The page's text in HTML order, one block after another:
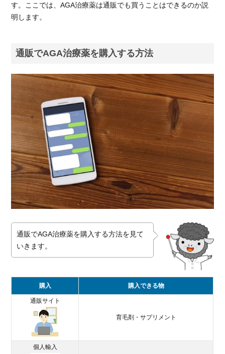
AGA治
必要が
1.2.
で
AGA
治療
薬を
購入
する
メリ
ット
1.2.1.
安く
AGA治
手に入
る
通院す
る必要
がない
1.3.
通販
で
AGA
す。ここでは、AGA治療薬は通販でも買うことはできるのか説
明します。
通販でAGA治療薬を購入する方法
通販でAGA治療薬を購入する方法を見て
いきます。
購入 購入できる物
通販サイト
育毛剤・サプリメント
個人輸入